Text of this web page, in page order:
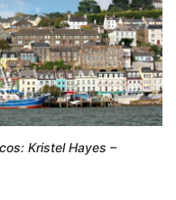
Kristel Hayes –